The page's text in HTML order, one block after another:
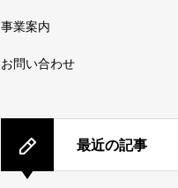
事業案内
お問い合わせ
最近の記事